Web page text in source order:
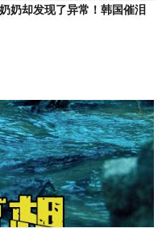
奶却发现了异常！韩国催泪